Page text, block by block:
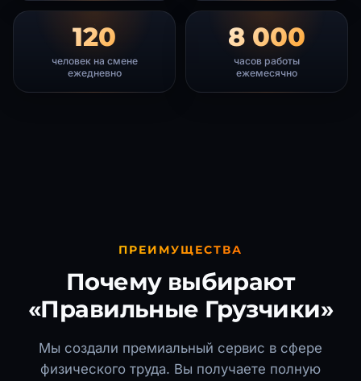
120
человек на смене
ежедневно
8 000
часов работы
ежемесячно
ПРЕИМУЩЕСТВА
Почему выбирают
«Правильные Грузчики»
Мы создали премиальный сервис в сфере
физического труда. Вы получаете полную